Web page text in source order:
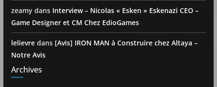
zeamydans Interview – Nicolas « Esken » Eskenazi CEO –
Game Designer et CM Chez EdioGames
lelievredans [Avis] IRON MAN à Construire chez Altaya –
Notre Avis
Archives